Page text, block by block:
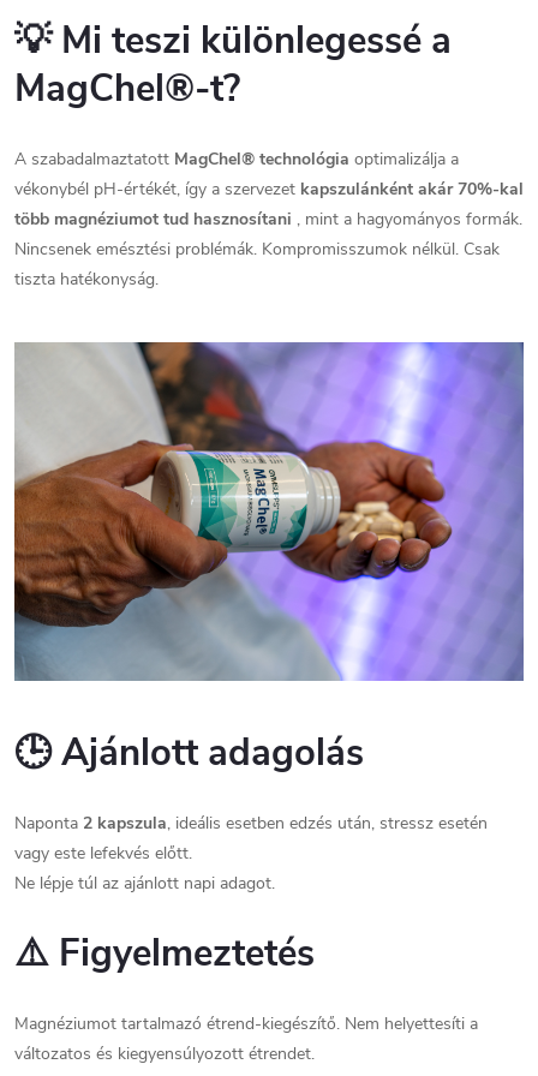
💡Mi teszi különlegessé a
MagChel®-t?
A szabadalmaztatott MagChel® technológia optimalizálja a
vékonybél pH-értékét, így a szervezet kapszulánként akár 70%-kal
több magnéziumot tud hasznosítani , mint a hagyományos formák.
Nincsenek emésztési problémák. Kompromisszumok nélkül. Csak
tiszta hatékonyság.
🕒Ajánlott adagolás
Naponta 2 kapszula, ideális esetben edzés után, stressz esetén
vagy este lefekvés előtt.
Ne lépje túl az ajánlott napi adagot.
⚠️ Figyelmeztetés
Magnéziumot tartalmazó étrend-kiegészítő. Nem helyettesíti a
változatos és kiegyensúlyozott étrendet.